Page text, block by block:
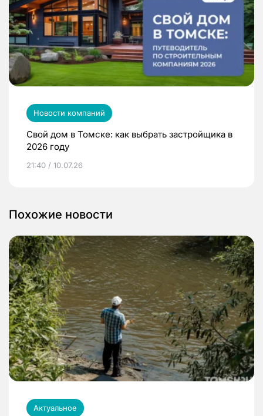
Новости компаний
Свой дом в Томске: как выбрать застройщика в
2026 году
21:40 / 10.07.26
Похожие новости
Актуальное